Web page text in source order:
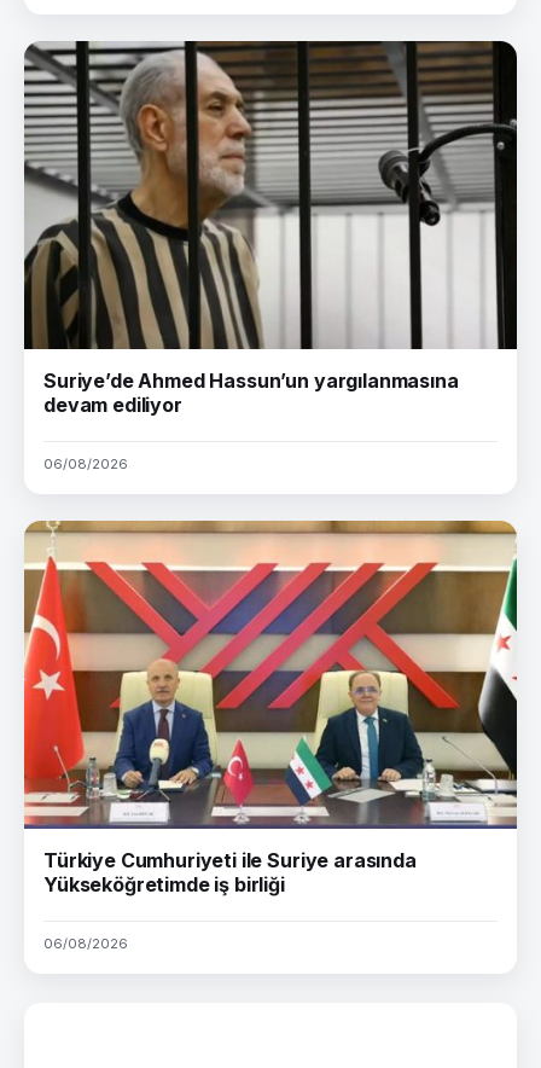
Suriye’de Ahmed Hassun’un yargılanmasına
devam ediliyor
06/08/2026
Türkiye Cumhuriyeti ile Suriye arasında
Yükseköğretimde iş birliği
06/08/2026